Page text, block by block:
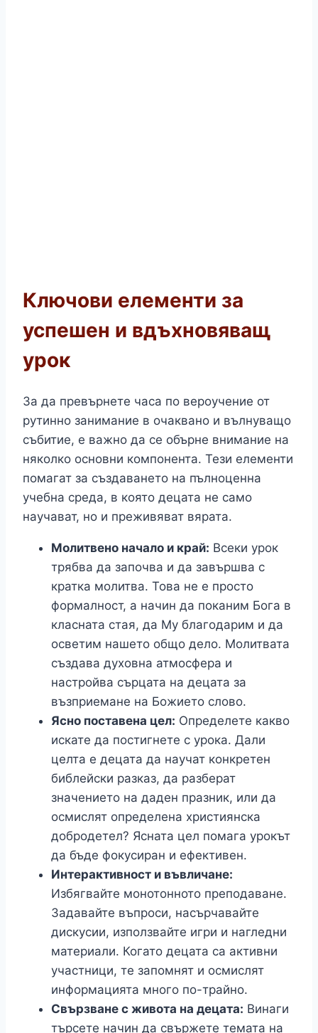
Ключови елементи за
успешен и вдъхновяващ
урок
За да превърнете часа по вероучение от
рутинно занимание в очаквано и вълнуващо
събитие, е важно да се обърне внимание на
няколко основни компонента. Тези елементи
помагат за създаването на пълноценна
учебна среда, в която децата не само
научават, но и преживяват вярата.
Молитвено начало и край: Всеки урок
трябва да започва и да завършва с
кратка молитва. Това не е просто
формалност, а начин да поканим Бога в
класната стая, да Му благодарим и да
осветим нашето общо дело. Молитвата
създава духовна атмосфера и
настройва сърцата на децата за
възприемане на Божието слово.
Ясно поставена цел: Определете какво
искате да постигнете с урока. Дали
целта е децата да научат конкретен
библейски разказ, да разберат
значението на даден празник, или да
осмислят определена християнска
добродетел? Ясната цел помага урокът
да бъде фокусиран и ефективен.
Интерактивност и въвличане:
Избягвайте монотонното преподаване.
Задавайте въпроси, насърчавайте
дискусии, използвайте игри и нагледни
материали. Когато децата са активни
участници, те запомнят и осмислят
информацията много по-трайно.
Свързване с живота на децата: Винаги
търсете начин да свържете темата на